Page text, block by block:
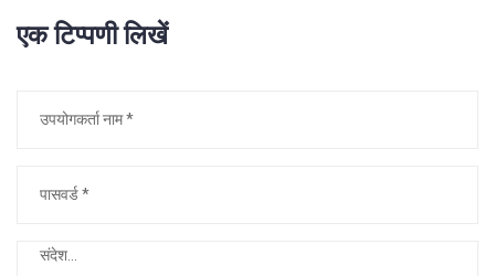
एक टिप्पणी लिखें